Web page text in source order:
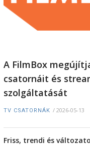
A FilmBox
csatornáit és
szolgáltatását
TV CSATORNÁK / 2026-05-13
Friss, trendi és